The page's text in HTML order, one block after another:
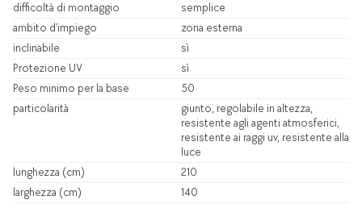
difficoltà di montaggio
semplice
ambito d’impiego
zona esterna
inclinabile
sì
Protezione UV
sì
Peso minimo per la base
50
particolarità
giunto, regolabile in altezza,
resistente agli agenti atmosferici,
resistente ai raggi uv, resistente alla
luce
lunghezza (cm)
210
larghezza (cm)
140